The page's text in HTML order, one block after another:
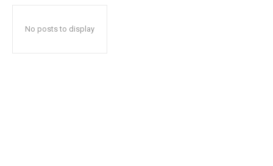
No posts to display